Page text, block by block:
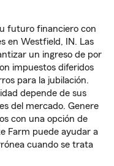
futuro financiero con
en Westfield, IN. Las
un ingreso de por
impuestos diferidos
para la jubilación.
depende de sus
del mercado. Genere
con una opción de
Farm puede ayudar a
cuando se trata